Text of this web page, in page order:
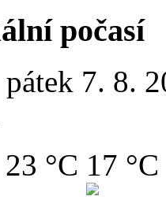
počasí
pátek 7. 8.
23 °C 17 °C